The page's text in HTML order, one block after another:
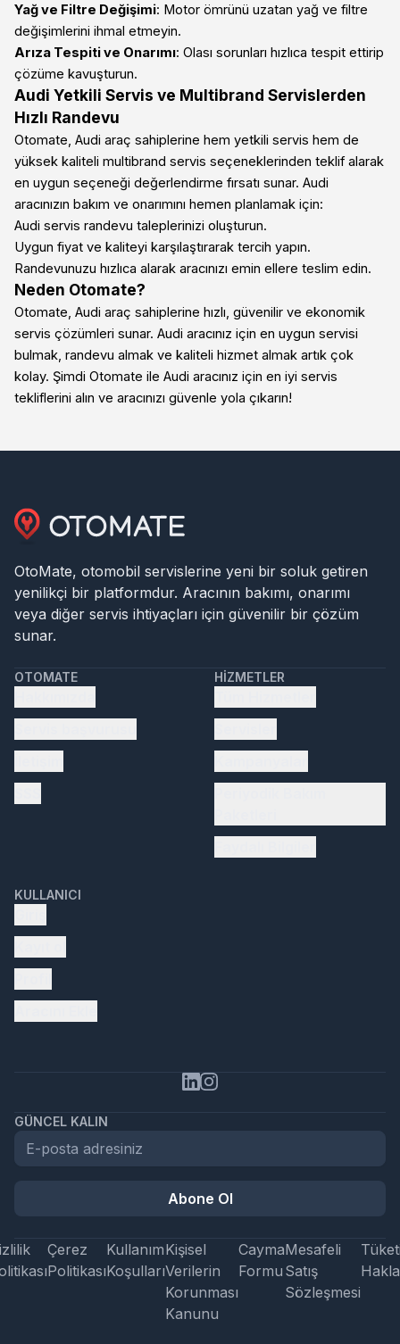
Yağ ve Filtre Değişimi: Motor ömrünü uzatan yağ ve filtre
değişimlerini ihmal etmeyin.
Arıza Tespiti ve Onarımı: Olası sorunları hızlıca tespit ettirip
çözüme kavuşturun.
Audi Yetkili Servis ve Multibrand Servislerden
Hızlı Randevu
Otomate, Audi araç sahiplerine hem yetkili servis hem de
yüksek kaliteli multibrand servis seçeneklerinden teklif alarak
en uygun seçeneği değerlendirme fırsatı sunar. Audi
aracınızın bakım ve onarımını hemen planlamak için:
Audi servis randevu taleplerinizi oluşturun.
Uygun fiyat ve kaliteyi karşılaştırarak tercih yapın.
Randevunuzu hızlıca alarak aracınızı emin ellere teslim edin.
Neden Otomate?
Otomate, Audi araç sahiplerine hızlı, güvenilir ve ekonomik
servis çözümleri sunar. Audi aracınız için en uygun servisi
bulmak, randevu almak ve kaliteli hizmet almak artık çok
kolay. Şimdi Otomate ile Audi aracınız için en iyi servis
tekliflerini alın ve aracınızı güvenle yola çıkarın!
OtoMate, otomobil servislerine yeni bir soluk getiren
yenilikçi bir platformdur. Aracının bakımı, onarımı
veya diğer servis ihtiyaçları için güvenilir bir çözüm
sunar.
OTOMATE HIZMETLER
KULLANICI
GÜNCEL KALIN
Abone Ol
Çerez
Politikası
Kullanım
Koşulları
Kişisel
Verilerin
Korunması
Kanunu
Cayma
Formu
Mesafeli
Satış
Sözleşmesi